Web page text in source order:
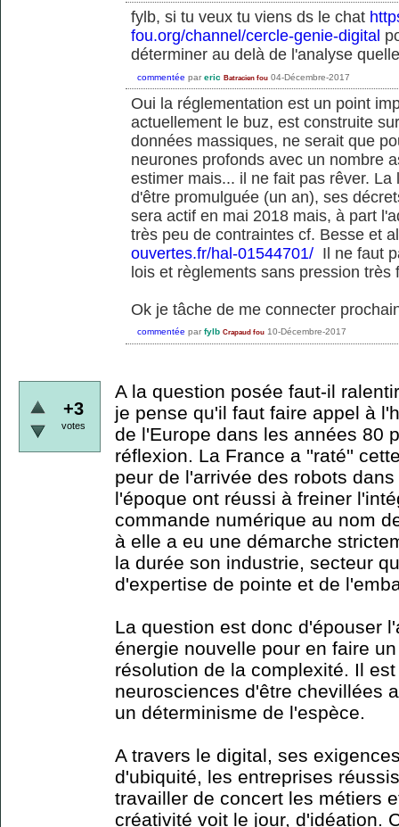
fylb, si tu veux tu viens ds le chat
fou.org/channel/cercle-genie-digital
déterminer au delà de l'analyse
commentée par eric Batracien fou 04-Décembre-2017
Oui la réglementation est un point
actuellement le buz, est construite
données massiques, ne serait que
neurones profonds avec un nombre
estimer mais... il ne fait pas rêver.
d'être promulguée (un an), ses
sera actif en mai 2018 mais, à part
très peu de contraintes cf. Besse et
ouvertes.fr/hal-01544701/ Il ne faut
lois et règlements sans pression
Ok je tâche de me connecter
commentée par fylb Crapaud fou 10-Décembre-2017
+3
votes
A la question posée faut-il
je pense qu'il faut faire appel à
de l'Europe dans les années 80
réflexion. La France a ''raté''
peur de l'arrivée des robots
l'époque ont réussi à freiner
commande numérique au nom
à elle a eu une démarche
la durée son industrie, secteur
d'expertise de pointe et de
La question est donc d'épouser
énergie nouvelle pour en faire
résolution de la complexité. Il
neurosciences d'être chevillées
un déterminisme de l'espèce.
A travers le digital, ses
d'ubiquité, les entreprises
travailler de concert les métiers
créativité voit le jour, d'idéation.